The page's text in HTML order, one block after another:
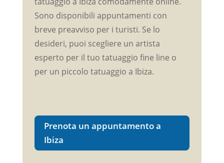
Sono disponibili appuntamenti con
breve preavviso per i turisti. Se lo
desideri, puoi scegliere un artista
esperto per il tuo tatuaggio fine line o
per un piccolo tatuaggio a Ibiza.
Prenota un appuntamento a
Ibiza